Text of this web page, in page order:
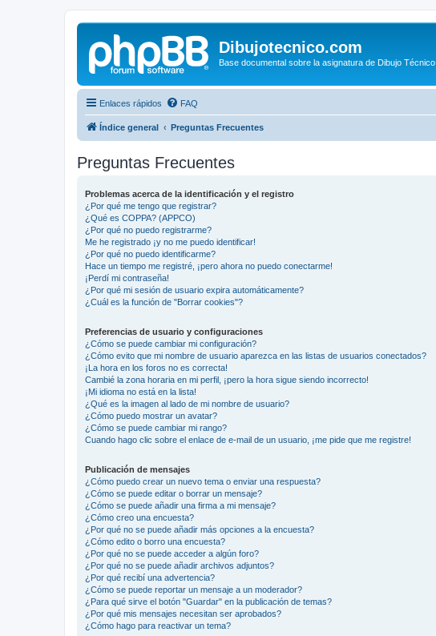
Dibujotecnico.com
Base documental sobre la asignatura de Dibujo Técnico
Enlaces rápidos FAQ
Índice general Preguntas Frecuentes
Preguntas Frecuentes
Problemas acerca de la identificación y el registro
¿Por qué me tengo que registrar?
¿Qué es COPPA? (APPCO)
¿Por qué no puedo registrarme?
Me he registrado ¡y no me puedo identificar!
¿Por qué no puedo identificarme?
Hace un tiempo me registré, ¡pero ahora no puedo conectarme!
¡Perdí mi contraseña!
¿Por qué mi sesión de usuario expira automáticamente?
¿Cuál es la función de "Borrar cookies"?
Preferencias de usuario y configuraciones
¿Cómo se puede cambiar mi configuración?
¿Cómo evito que mi nombre de usuario aparezca en las listas de usuarios conectados?
¡La hora en los foros no es correcta!
Cambié la zona horaria en mi perfil, ¡pero la hora sigue siendo incorrecto!
¡Mi idioma no está en la lista!
¿Qué es la imagen al lado de mi nombre de usuario?
¿Cómo puedo mostrar un avatar?
¿Cómo se puede cambiar mi rango?
Cuando hago clic sobre el enlace de e-mail de un usuario, ¡me pide que me registre!
Publicación de mensajes
¿Cómo puedo crear un nuevo tema o enviar una respuesta?
¿Cómo se puede editar o borrar un mensaje?
¿Cómo se puede añadir una firma a mi mensaje?
¿Cómo creo una encuesta?
¿Por qué no se puede añadir más opciones a la encuesta?
¿Cómo edito o borro una encuesta?
¿Por qué no se puede acceder a algún foro?
¿Por qué no se puede añadir archivos adjuntos?
¿Por qué recibí una advertencia?
¿Cómo se puede reportar un mensaje a un moderador?
¿Para qué sirve el botón "Guardar" en la publicación de temas?
¿Por qué mis mensajes necesitan ser aprobados?
¿Cómo hago para reactivar un tema?